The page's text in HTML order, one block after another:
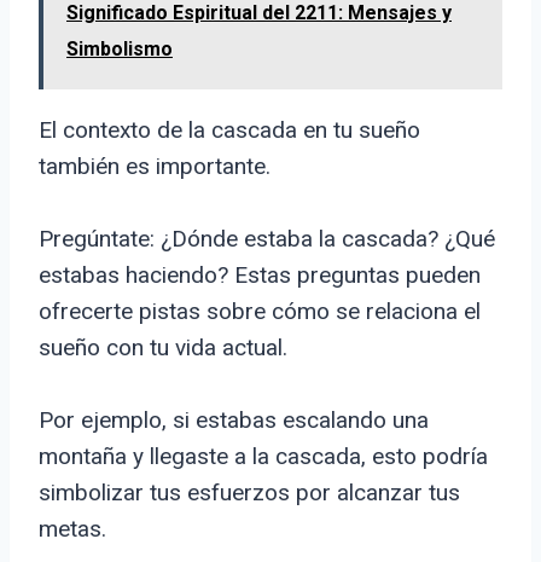
Significado Espiritual del 2211: Mensajes y
Simbolismo
El contexto de la cascada en tu sueño
también es importante.
Pregúntate: ¿Dónde estaba la cascada? ¿Qué
estabas haciendo? Estas preguntas pueden
ofrecerte pistas sobre cómo se relaciona el
sueño con tu vida actual.
Por ejemplo, si estabas escalando una
montaña y llegaste a la cascada, esto podría
simbolizar tus esfuerzos por alcanzar tus
metas.